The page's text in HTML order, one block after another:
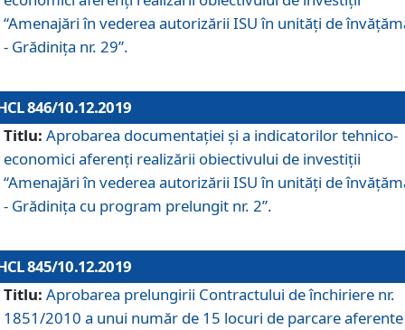
“Amenajări în vederea autorizării ISU în unități de
- Grădinița nr. 29”.
846/10.12.2019
Titlu: Aprobarea documentației și a indicatorilor tehnico-
economici aferenți realizării obiectivului de investiții
“Amenajări în vederea autorizării ISU în unități de
- Grădinița cu program prelungit nr. 2”.
845/10.12.2019
Titlu: Aprobarea prelungirii Contractului de închiriere nr.
1851/2010 a unui număr de 15 locuri de parcare aferente